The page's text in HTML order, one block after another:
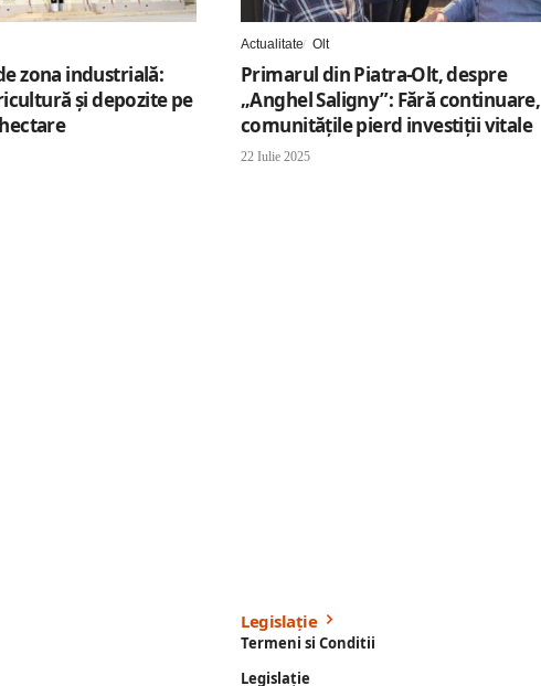
zona industrială:
și depozite pe
Actualitate Olt
Primarul din Piatra-Olt, despre
„Anghel Saligny”: Fără continuare,
comunitățile pierd investiții vitale
22 Iulie 2025
Legislație
Termeni si Conditii
Legislație